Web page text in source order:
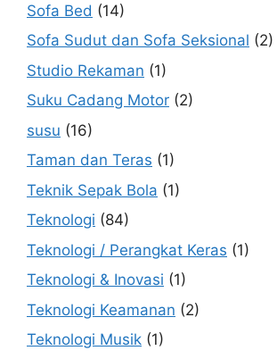
Sofa Bed (14)
Sofa Sudut dan Sofa Seksional (2)
Studio Rekaman (1)
Suku Cadang Motor (2)
susu (16)
Taman dan Teras (1)
Teknik Sepak Bola (1)
Teknologi (84)
Teknologi / Perangkat Keras (1)
Teknologi & Inovasi (1)
Teknologi Keamanan (2)
Teknologi Musik (1)